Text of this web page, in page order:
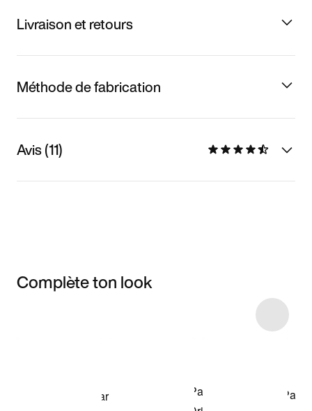
Livraison et retours
Méthode de fabrication
Avis (11)
Complète ton look